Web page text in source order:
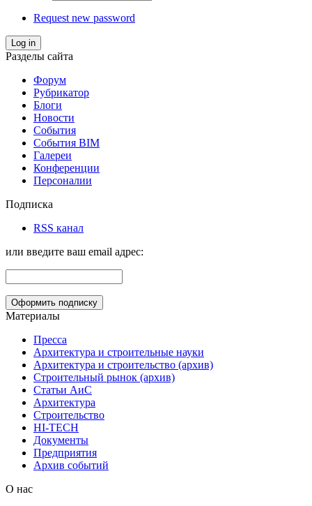
Request new password
Log in
Разделы сайта
Форум
Рубрикатор
Блоги
Новости
События
События BIM
Галереи
Конференции
Персоналии
Подписка
RSS канал
или введите ваш email адрес:
Материалы
Пресса
Архитектура и строительные науки
Архитектура и строительство (архив)
Строительный рынок (архив)
Статьи АиС
Архитектура
Строительство
HI-TECH
Документы
Предприятия
Архив событий
О нас